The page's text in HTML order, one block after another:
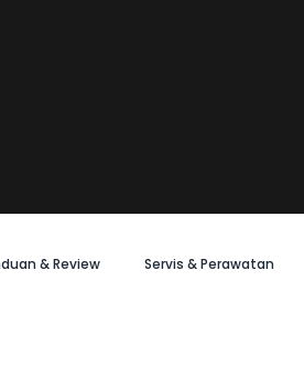
& Review Servis & Perawatan